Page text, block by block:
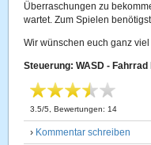
Überraschungen zu
wartet. Zum Spielen
Wir wünschen euch ganz
Steuerung: WASD -
3.5/5 , Bewertungen: 14
› Kommentar schreiben